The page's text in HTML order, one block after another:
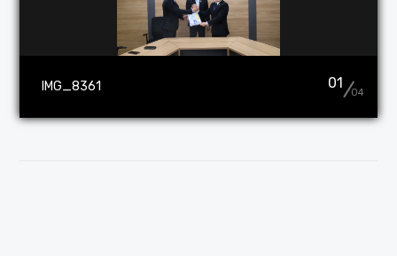
IMG_8361 01
04